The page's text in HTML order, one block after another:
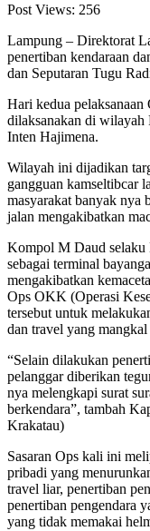
Post Views: 256
Lampung – Direktorat
penertiban kendaraan
dan Seputaran Tugu
Hari kedua
dilaksanakan di wilayah
Inten Hajimena.
Wilayah ini dijadikan
gangguan kamseltibcar
masyarakat banyak nya
jalan mengakibatkan
Kompol M Daud selaku
sebagai terminal
mengakibatkan
Ops OKK (Operasi
tersebut untuk
dan travel yang
“Selain dilakukan
pelanggar diberikan
nya melengkapi surat
berkendara”, tambah
Krakatau)
Sasaran Ops kali ini
pribadi yang
travel liar, penertiban
penertiban pengendara
yang tidak memakai